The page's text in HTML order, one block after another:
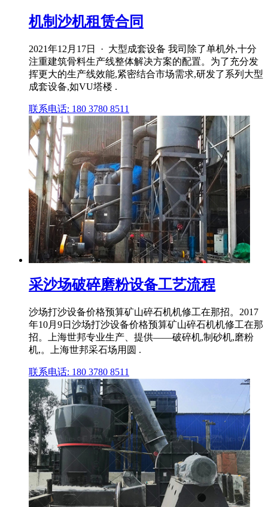
机制沙机租赁合同
2021年12月17日 · 大型成套设备 我司除了单机外,十分
注重建筑骨料生产线整体解决方案的配置。为了充分发
挥更大的生产线效能,紧密结合市场需求,研发了系列大型
成套设备,如VU塔楼 .
联系电话: 180 3780 8511
采沙场破碎磨粉设备工艺流程
沙场打沙设备价格预算矿山碎石机机修工在那招。2017
年10月9日沙场打沙设备价格预算矿山碎石机机修工在那
招。上海世邦专业生产、提供——破碎机,制砂机,磨粉
机,。上海世邦采石场用圆 .
联系电话: 180 3780 8511